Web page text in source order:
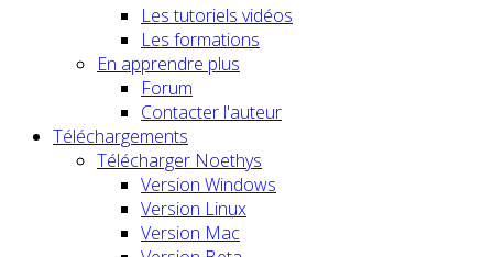
Les tutoriels vidéos
Les formations
En apprendre plus
Forum
Contacter l'auteur
Téléchargements
Télécharger Noethys
Version Windows
Version Linux
Version Mac